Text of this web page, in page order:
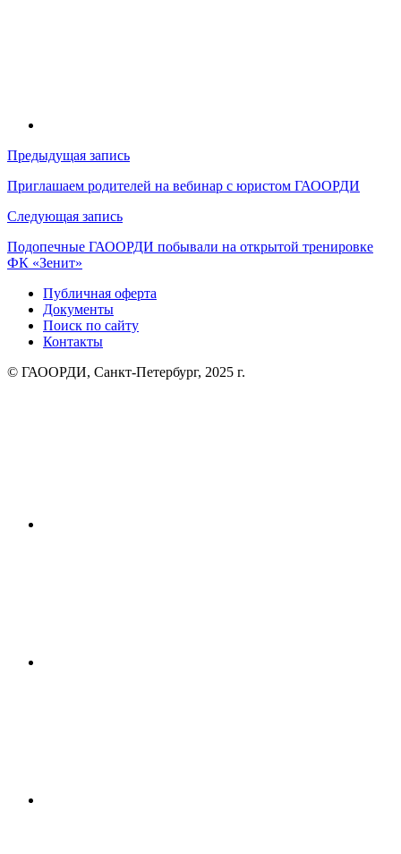
Навигация
по
записям
Предыдущая запись
Приглашаем родителей на вебинар с юристом ГАООРДИ
Следующая запись
Подопечные ГАООРДИ побывали на открытой тренировке
ФК «Зенит»
Публичная оферта
Документы
Поиск по сайту
Контакты
© ГАООРДИ, Санкт-Петербург, 2025 г.